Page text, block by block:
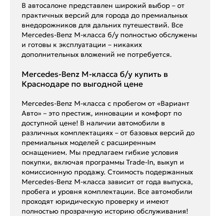
В автосалоне представлен широкий выбор – от
практичных версий для города до премиальных
внедорожников для дальних путешествий. Все
Mercedes-Benz M-класса б/у полностью обслужены
и готовы к эксплуатации – никаких
дополнительных вложений не потребуется.
Mercedes-Benz M-класса б/у купить в
Краснодаре по выгодной цене
Mercedes-Benz M-класса с пробегом от «Вариант
Авто» – это престиж, инновации и комфорт по
доступной цене! В наличии автомобили в
различных комплектациях – от базовых версий до
премиальных моделей с расширенным
оснащением. Мы предлагаем гибкие условия
покупки, включая программы Trade-In, выкуп и
комиссионную продажу. Стоимость подержанных
Mercedes-Benz M-класса зависит от года выпуска,
пробега и уровня комплектации. Все автомобили
проходят юридическую проверку и имеют
полностью прозрачную историю обслуживания!